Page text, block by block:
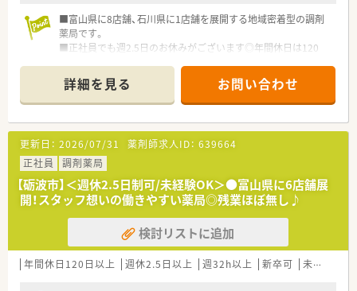
■富山県に8店舗、石川県に1店舗を展開する地域密着型の調剤
薬局です。
■正社員でも週2.5日のお休みがございます◎年間休日は120
■内科の処方箋をメインに応需しています。枚数は1日約10～
15枚のため、落ち着いてご勤務いただけます。
■未経験・ブランクがある方も歓迎しています！久しぶりのご勤
務でも、サポート体制も整っているので安心してご就業いただけ
ます。
■お子様の急な体調不良など急なお休みにも柔軟に対応できる
体制がございます。
■代表は社員から「お父さん」と呼ばれるほど、信頼は厚い方で
す。雰囲気がいいという理由でご就業を決められる方が多いで
す◎
■弊社ご紹介実績多数！自信を持ってお勧めできる企業様です♪
お気軽にお問い合わせください！
詳細を見る お問い合わせ
更新日： 2026/07/31 薬剤師求人ID： 639664
正社員
調剤薬局
【砺波市】＜週休2.5日制可/未経験OK＞●富山県に6店舗展
開！スタッフ想いの働きやすい薬局◎残業ほぼ無し♪
検討リストに追加
年間休日120日以上 週休2.5日以上 週32h以上 新卒可 未経験可